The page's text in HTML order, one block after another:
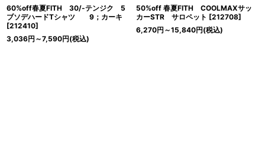
60%off春夏FITH 30/-テンジク 5
ブソデハードTシャツ 9；カーキ
[212410]
3,036円 ～7,590円(税込)
50%off 春夏FITH COOLMAXサッ
カーSTR サロペット [212708]
6,270円 ～15,840円(税込)